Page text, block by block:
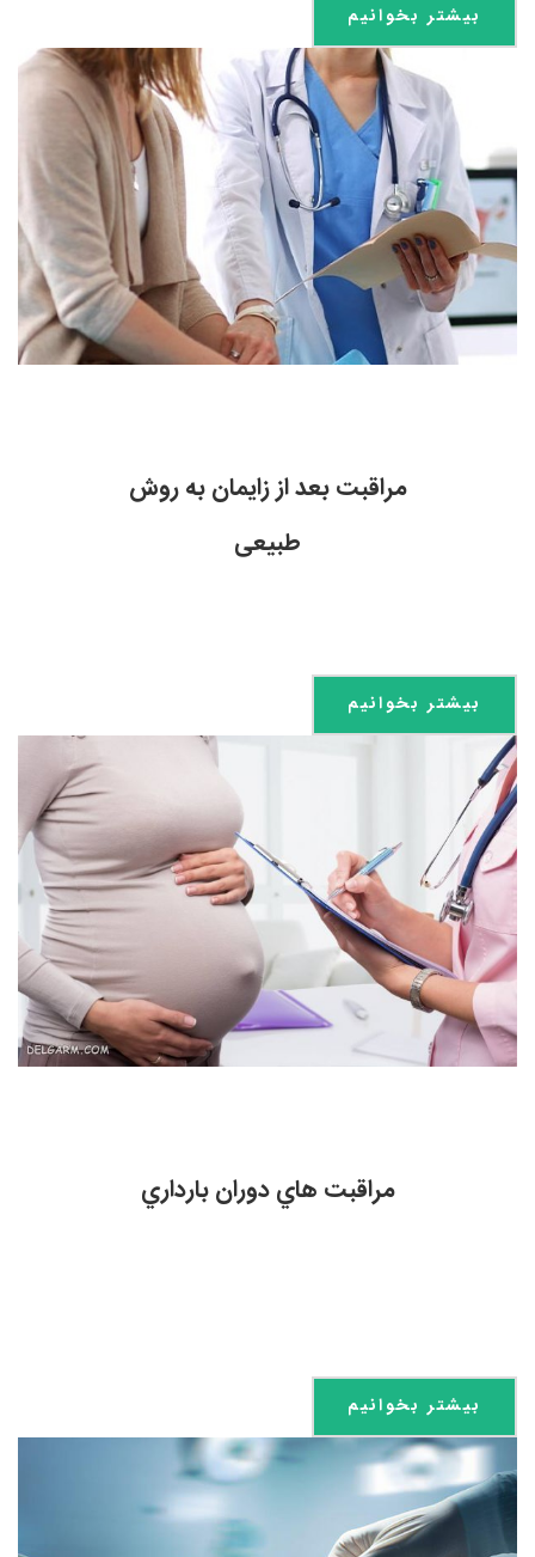
بیشتر بخوانیم
مراقبت بعد از زایمان به روش
طبیعی
بیشتر بخوانیم
مراقبت هاي دوران بارداري
بیشتر بخوانیم